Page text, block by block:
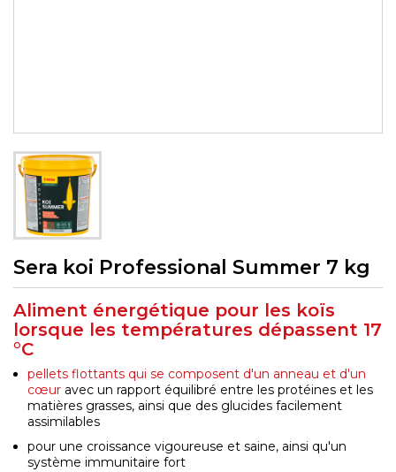
Sera koi Professional Summer 7 kg
Aliment énergétique pour les koïs
lorsque les températures dépassent 17
°C
pellets flottants qui se composent d'un anneau et d'un
cœur avec un rapport équilibré entre les protéines et les
matières grasses, ainsi que des glucides facilement
assimilables
pour une croissance vigoureuse et saine, ainsi qu'un
système immunitaire fort